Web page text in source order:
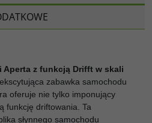
Aperta z funkcją Drifft w skali
zabawka samochodu
oferuje nie tylko imponujący
funkcję driftowania. Ta
słynnego samochodu